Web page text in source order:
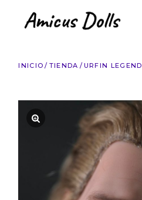
contenido
INICIO TIENDA URFIN LEGEND